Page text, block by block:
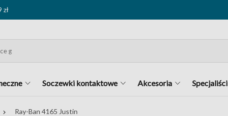
Soczewki kontaktowe Akcesoria Specjaliści
Ray-Ban 4165 Justin